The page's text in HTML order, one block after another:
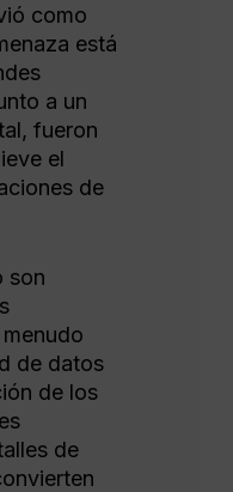
como
está
a un
fueron
el
de
son
de datos
de los
de